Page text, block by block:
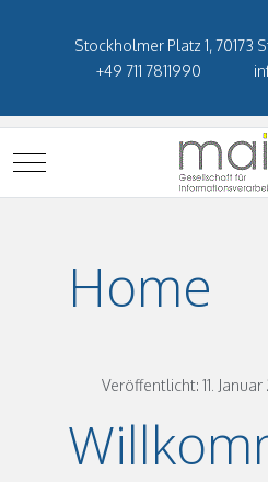
Stockholmer Platz 1, 70173
+49 711 7811990
Mobile Menu Toggle
Home
Veröffentlicht: 11. Januar